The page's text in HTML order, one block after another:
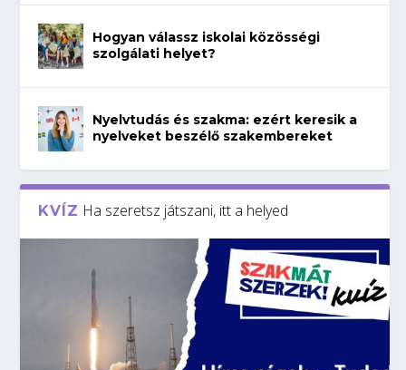
Hogyan válassz iskolai közösségi
szolgálati helyet?
Nyelvtudás és szakma: ezért keresik a
nyelveket beszélő szakembereket
KVÍZ Ha szeretsz játszani, itt a helyed